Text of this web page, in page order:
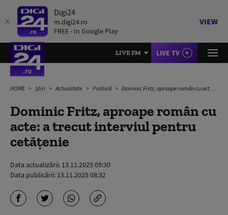
Digi24
m.digi24.ro
FREE - In Google Play
VIEW
LIVE FM LIVE TV
HOME Știri Actualitate Politică Dominic Fritz, aproape român cu acte: a trecut interviul pentru cetățenie
Dominic Fritz, aproape român cu
acte: a trecut interviul pentru
cetățenie
Data actualizării: 13.11.2025 09:30
Data publicării: 13.11.2025 08:32